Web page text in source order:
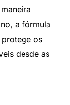
a fórmula
protege os
desde as